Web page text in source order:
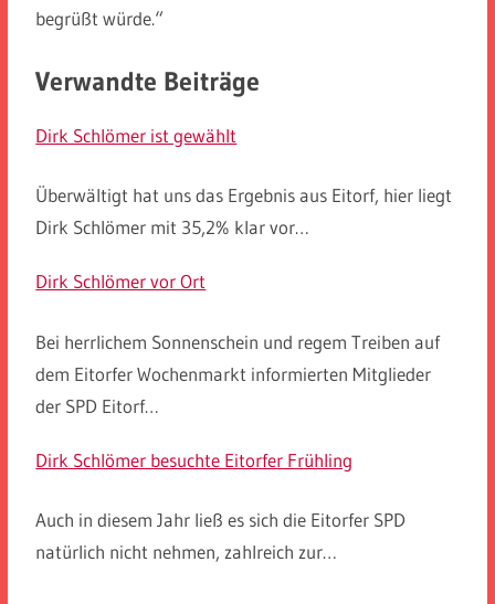
begrüßt würde.“
Verwandte Beiträge
Dirk Schlömer ist gewählt
Überwältigt hat uns das Ergebnis aus Eitorf, hier liegt
Dirk Schlömer mit 35,2% klar vor…
Dirk Schlömer vor Ort
Bei herrlichem Sonnenschein und regem Treiben auf
dem Eitorfer Wochenmarkt informierten Mitglieder
der SPD Eitorf…
Dirk Schlömer besuchte Eitorfer Frühling
Auch in diesem Jahr ließ es sich die Eitorfer SPD
natürlich nicht nehmen, zahlreich zur…